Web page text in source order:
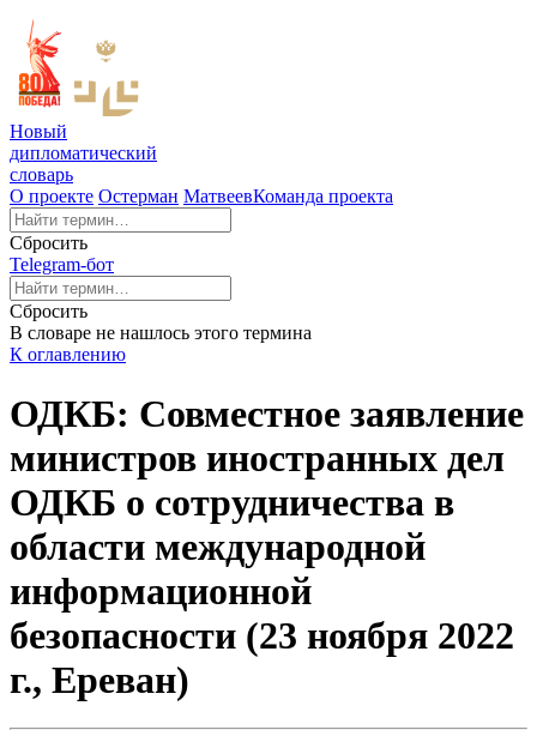
Новый
дипломатический
словарь
О проекте Остерман МатвеевКоманда проекта
Сбросить
Telegram-бот
Сбросить
В словаре не нашлось этого термина
К оглавлению
ОДКБ: Совместное заявление
министров иностранных дел
ОДКБ о сотрудничества в
области международной
информационной
безопасности (23 ноября 2022
г., Ереван)